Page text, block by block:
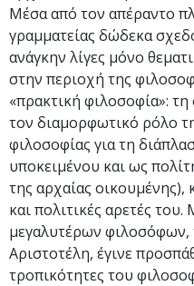
Μέσα από τον απέραντο
γραμματείας δώδεκα
ανάγκην λίγες μόνο
στην περιοχή της
«πρακτική φιλοσοφία»:
τον διαμορφωτικό ρόλο
φιλοσοφίας για τη
υποκειμένου και ως
της αρχαίας οικουμένης),
και πολιτικές αρετές
μεγαλυτέρων φιλοσόφων,
Αριστοτέλη, έγινε
τροπικότητες του